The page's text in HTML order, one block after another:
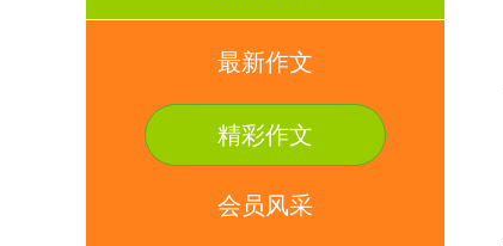
最新作文
精彩作文
会员风采